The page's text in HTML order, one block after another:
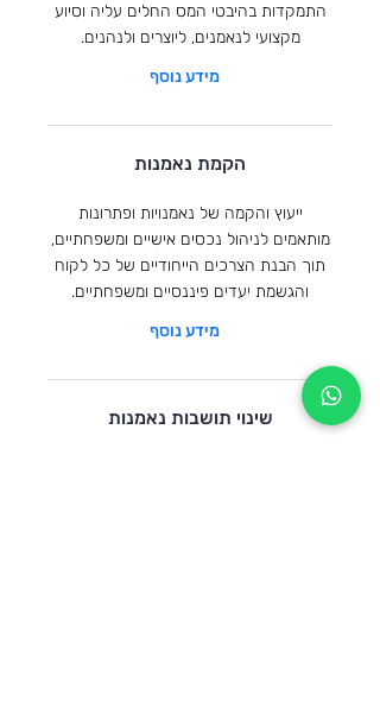
התמקדות בהיבטי המס החלים עליה וסיוע
מקצועי לנאמנים, ליוצרים ולנהנים.
מידע נוסף
הקמת נאמנות
ייעוץ והקמה של נאמנויות ופתרונות
מותאמים לניהול נכסים אישיים ומשפחתיים,
תוך הבנת הצרכים הייחודיים של כל לקוח
והגשמת יעדים פיננסיים ומשפחתיים.
מידע נוסף
שינוי תושבות נאמנות